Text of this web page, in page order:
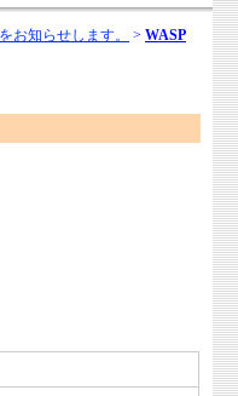
お知らせします。 > WASP